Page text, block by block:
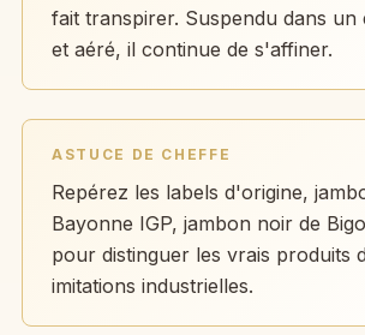
fait transpirer. Suspendu dans un
et aéré, il continue de s'affiner.
ASTUCE DE CHEFFE
Repérez les labels d'origine,
Bayonne IGP, jambon noir de
pour distinguer les vrais produits
imitations industrielles.